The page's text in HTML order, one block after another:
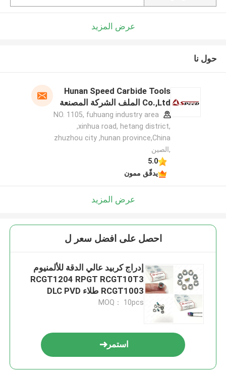
عرض المزيد
حول نا
Hunan Speed Carbide Tools
Co.,Ltd الملف الشركة المصنعة
NO. 1105, fuhuang industry area
,xinhua road, hetang district,
zhuzhou city ,hunan province,China
,الصين
5.0
يدقّق ممون
عرض المزيد
احصل على افضل سعر ل
إدراج كربيد عالي الدقة للألمنيوم
RCGT1204 RPGT RCGT10T3
RCGT1003 طلاء DLC PVD
ومقاومة عالية للتآكل
MOQ： 10pcs
استمر